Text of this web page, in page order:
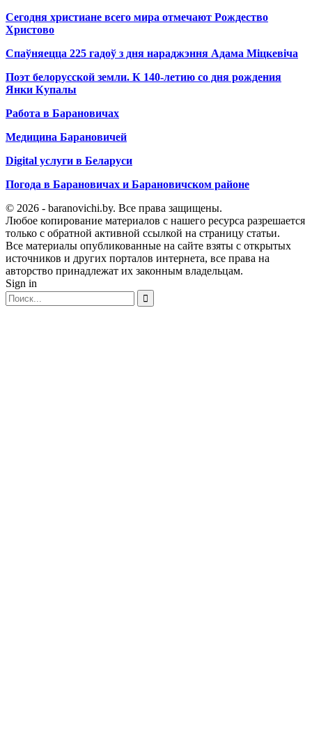
Сегодня христиане всего мира отмечают Рождество
Христово
Спаўняецца 225 гадоў з дня нараджэння Адама Міцкевіча
Поэт белорусской земли. К 140-летию со дня рождения
Янки Купалы
Работа в Барановичах
Медицина Барановичей
Digital услуги в Беларуси
Погода в Барановичах и Барановичском районе
© 2026 - baranovichi.by. Все права защищены.
Любое копирование материалов с нашего ресурса разрешается
только с обратной активной ссылкой на страницу статьи.
Все материалы опубликованные на сайте взяты с открытых
источников и других порталов интернета, все права на
авторство принадлежат их законным владельцам.
Sign in